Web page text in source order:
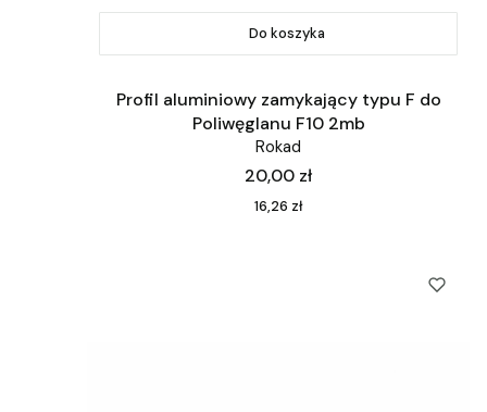
Do koszyka
Profil aluminiowy zamykający typu F do
Poliwęglanu F10 2mb
Rokad
Cena
20,00 zł
Cena
16,26 zł